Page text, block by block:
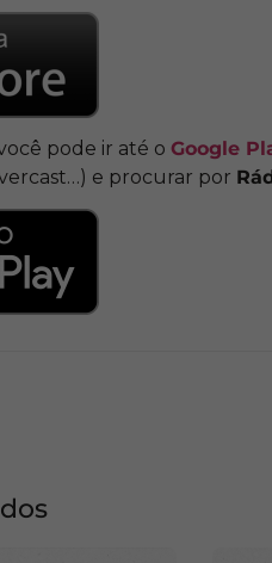
pode ir até oGoogle
e procurar por